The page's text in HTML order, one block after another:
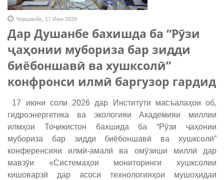
Чоршанбе, 17 Июн 2026
Дар Душанбе бахишда ба “Рӯзи
ҷаҳонии мубориза бар зидди
биёбоншавӣ ва хушксолӣ”
конфронси илмӣ баргузор гардид
17 июни соли 2026 дар Институти масъалаҳои об,
гидроэнергетика ва экологияи Академияи миллии
илмҳои Тоҷикистон бахшида ба “Рӯзи ҷаҳонии
мубориза бар зидди биёбоншавӣ ва хушксолӣ”
конференсияи илмӣ-амалӣ ва омӯзиши миллӣ дар
мавзӯи «Системаҳои мониторинги хушксолии
кишоварзӣ дар асоси технологияҳои мушоҳидаи